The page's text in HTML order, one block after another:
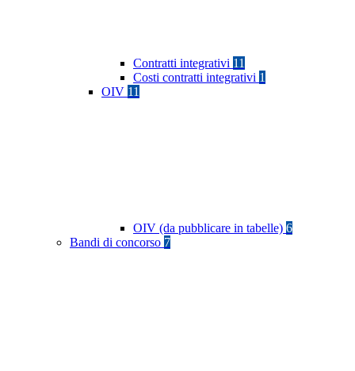
Contratti integrativi 11
Costi contratti integrativi 1
OIV 11
OIV (da pubblicare in tabelle) 6
Bandi di concorso 7